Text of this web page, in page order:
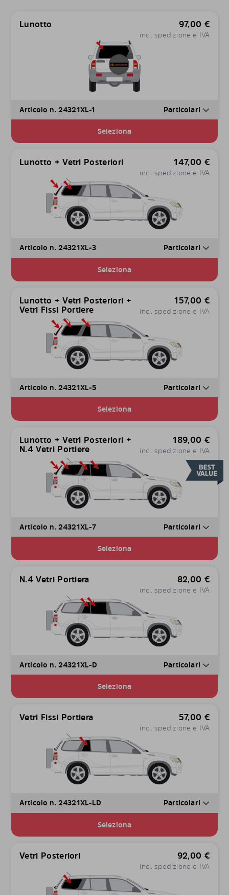
Lunotto 97,00 €
incl. spedizione e IVA
Articolo n. 24321XL-1 Particolari
Seleziona
Lunotto + Vetri Posteriori 147,00 €
incl. spedizione e IVA
Articolo n. 24321XL-3 Particolari
Seleziona
Lunotto + Vetri Posteriori +
Vetri Fissi Portiere
157,00 €
incl. spedizione e IVA
Articolo n. 24321XL-5 Particolari
Seleziona
Lunotto + Vetri Posteriori +
N.4 Vetri Portiere
189,00 €
incl. spedizione e IVA
Articolo n. 24321XL-7 Particolari
Seleziona
N.4 Vetri Portiera 82,00 €
incl. spedizione e IVA
Articolo n. 24321XL-D Particolari
Seleziona
Vetri Fissi Portiera 57,00 €
incl. spedizione e IVA
Articolo n. 24321XL-LD Particolari
Seleziona
Vetri Posteriori 92,00 €
incl. spedizione e IVA